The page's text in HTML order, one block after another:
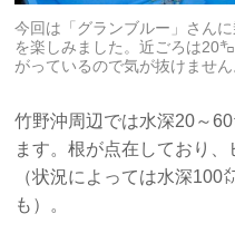
今回は「グランブルー」さん
を楽しみました。近ごろは20
がっているので気が抜けません
竹野沖周辺では水深20～
ます。根が点在しており
（状況によっては水深100
も）。